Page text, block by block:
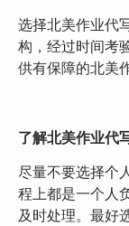
选择北美作业代
构，经过时间考
供有保障的北美
了解北美作业代
尽量不要选择个
程上都是一个人
及时处理。最好